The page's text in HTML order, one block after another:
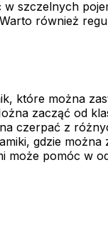
szczelnych
również
które można
zacząć od
czerpać z
gdzie
może pomóc w